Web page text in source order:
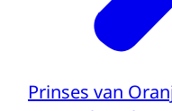
Prinses van